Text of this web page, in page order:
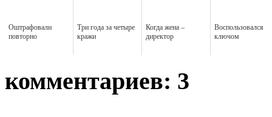
Оштрафовали
повторно
Три года за четыре
кражи
Когда жена –
директор
Воспользовался
ключом
комментариев: 3